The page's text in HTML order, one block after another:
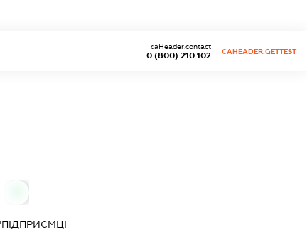
0 (800) 210 102
caHeader.contact
CAHEADER.GETTEST